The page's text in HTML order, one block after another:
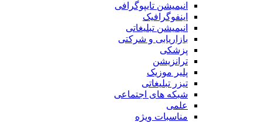
انیمیشن تایپوگرافی
اینفوگرافیک
انیمیشن تبلیغاتی
بازاریابی و شرکتی
پزشکی
ترانزیشن
پلیر موزیک
تیزر تبلیغاتی
شبکه های اجتماعی
علمی
مناسبات ویژه